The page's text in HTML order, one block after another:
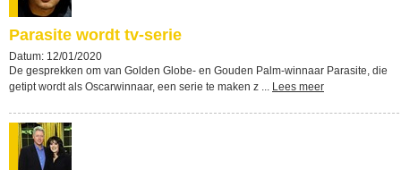
Parasite wordt tv-serie
Datum: 12/01/2020
De gesprekken om van Golden Globe- en Gouden Palm-winnaar Parasite, die
getipt wordt als Oscarwinnaar, een serie te maken z ... Lees meer